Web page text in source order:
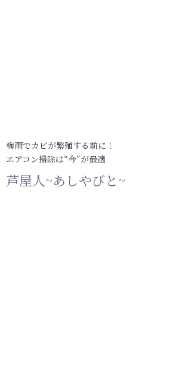
梅雨でカビが繁殖する前に！
エアコン掃除は“今”が最適
芦屋人~あしやびと~